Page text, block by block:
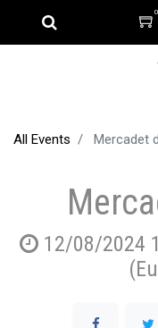
0
All Events Mercadet
12/08/2024
(